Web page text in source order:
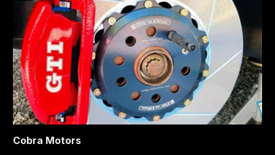
Cobra Motors